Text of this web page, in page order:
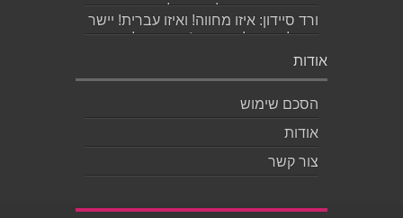
קיסינגר ואשמח לקחת חלק בערב
ההשקה של...
ורד סיידון: איזו מחווה! ואיזו עברית! יישר
כוח לכותב ולאהובתו :) שבת שלום...
אודות
הסכם שימוש
אודות
צור קשר